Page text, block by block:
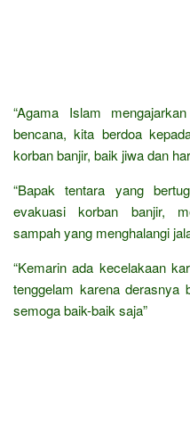
“Agama Islam
bencana, kita berdoa
korban banjir, baik jiwa dan
“Bapak tentara yang
evakuasi korban banjir,
sampah yang menghalangi
“Kemarin ada kecelakaan
tenggelam karena derasnya
semoga baik-baik saja”